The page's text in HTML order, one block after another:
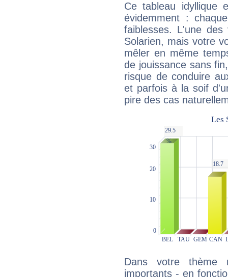
Ce tableau idyllique
évidemment :
faiblesses. L'une
Solarien, mais votre
mêler en même
de jouissance sans
risque de conduire
et parfois à la soif
pire des cas
Dans votre thème
importants - en